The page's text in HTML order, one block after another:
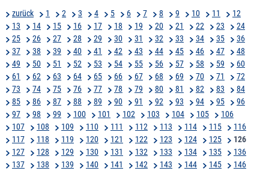
zurück 1 2 3 4 5 6 7 8 9 10 11
12
13
14 15 16 17 18 19 20 21 22 23
24
25
26 27 28 29 30 31 32 33 34 35
36
37
38 39 40 41 42 43 44 45 46 47
48
49
50 51 52 53 54 55 56 57 58 59
60
61
62 63 64 65 66 67 68 69 70 71
72
73
74 75 76 77 78 79 80 81 82 83
84
85
86 87 88 89 90 91 92 93 94 95
96
97
98 99 100 101 102 103 104 105
106
107
108 109 110 111 112 113 114 115
116
117
118 119 120 121 122 123 124 125
126
127
128 129 130 131 132 133 134 135
136
137
138 139 140 141 142 143 144 145
146